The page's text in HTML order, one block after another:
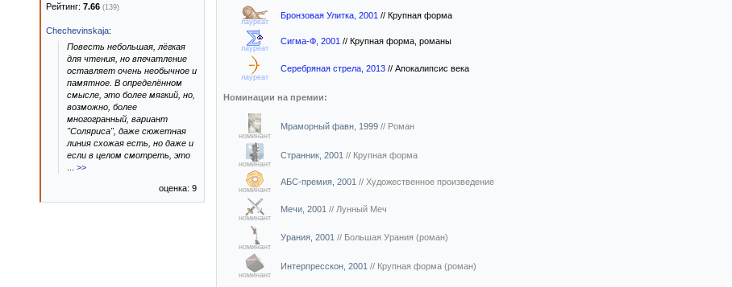
лауреат
Бронзовая Улитка, 2001 // Крупная форма
лауреат
Сигма-Ф, 2001 // Крупная форма, романы
лауреат
Серебряная стрела, 2013 // Апокалипсис века
Номинации на премии:
номинант
Мраморный фавн, 1999 // Роман
номинант
Странник, 2001 // Крупная форма
номинант
АБС-премия, 2001 // Художественное произведение
номинант
Мечи, 2001 // Лунный Меч
номинант
Урания, 2001 // Большая Урания (роман)
номинант
Интерпресскон, 2001 // Крупная форма (роман)
Рейтинг: 7.66 (139)
Chechevinskaja:
Повесть небольшая, лёгкая
для чтения, но впечатление
оставляет очень необычное и
памятное. В определённом
смысле, это более мягкий, но,
возможно, более
многогранный, вариант
"Соляриса", даже сюжетная
линия схожая есть, но даже и
если в целом смотреть, это
>>
оценка: 9